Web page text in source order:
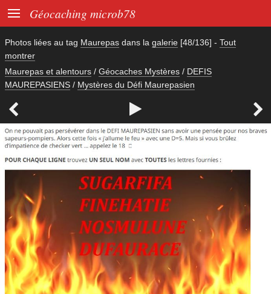
 Géocaching microb78
Photos liées au tag Maurepas dans la galerie [48/136] - Tout
montrer
Maurepas et alentours / Géocaches Mystères / DEFIS
MAUREPASIENS / Mystères du Défi Maurepasien
  